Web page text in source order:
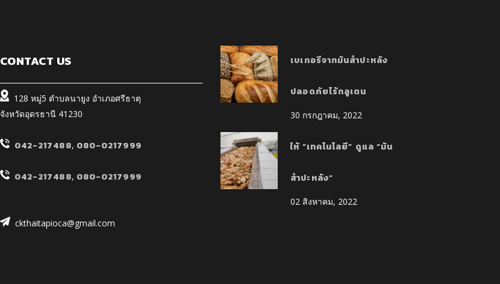
CONTACT US
128 หมู่5 ตำบลนายูง อำเภอศรีธาตุ
จังหวัดอุดรธานี 41230
042-217488, 080-0217999
042-217488, 080-0217999
ckthaitapioca@gmail.com
เบเกอรีจากมันสำปะหลัง
ปลอดภัยไร้กลูเตน
30 กรกฎาคม, 2022
ให้ “เทคโนโลยี” ดูแล “มัน
สำปะหลัง”
02 สิงหาคม, 2022